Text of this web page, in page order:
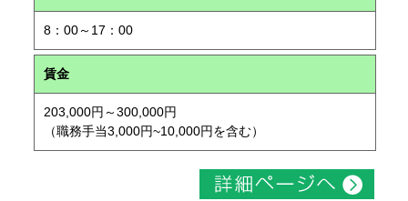
8：00～17：00
賃金
203,000円～300,000円
（職務手当3,000円~10,000円を含む）